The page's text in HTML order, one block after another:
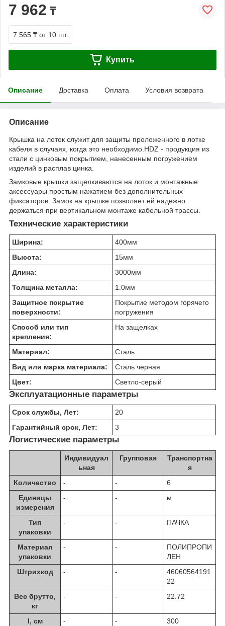
7 962 ₸
7 565 ₸ от 10 шт.
Купить
Описание Доставка Оплата Условия возврата
Описание
Крышка на лоток служит для защиты проложенного в лотке
кабеля в случаях, когда это необходимо.HDZ - продукция из
стали с цинковым покрытием, нанесенным погружением
изделий в расплав цинка.
Замковые крышки защелкиваются на лоток и монтажные
аксессуары простым нажатием без дополнительных
фиксаторов. Замок на крышке позволяет ей надежно
держаться при вертикальном монтаже кабельной трассы.
Технические характеристики
Ширина: 400мм
Высота:
15мм
Длина:
3000мм
Толщина металла:
1.0мм
Защитное покрытие
поверхности:
Покрытие методом горячего
погружения
Способ или тип
крепления:
На защелках
Материал:
Сталь
Вид или марка материала:
Сталь черная
Цвет:
Светло-серый
Эксплуатационные параметры
Срок службы, Лет:
20
Гарантийный срок, Лет:
3
Логистические параметры
Индивидуал
ьная
Групповая
Транспортна
я
Количество
- -
6
Единицы
измерения
- - м
Тип
упаковки
- - ПАЧКА
Материал
упаковки
- -
ПОЛИПРОПИ
ЛЕН
Штрихкод
- -
46060564191
22
Вес брутто,
кг
- - 22.72
l, см - -
300